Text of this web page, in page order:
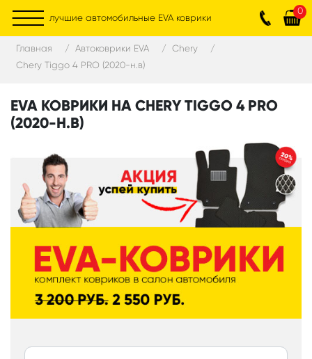
лучшие автомобильные EVA коврики
0
Главная Автоковрики EVA
Chery
Chery Tiggo 4 PRO (2020-н.в)
EVA КОВРИКИ НА CHERY TIGGO 4 PRO
(2020-Н.В)